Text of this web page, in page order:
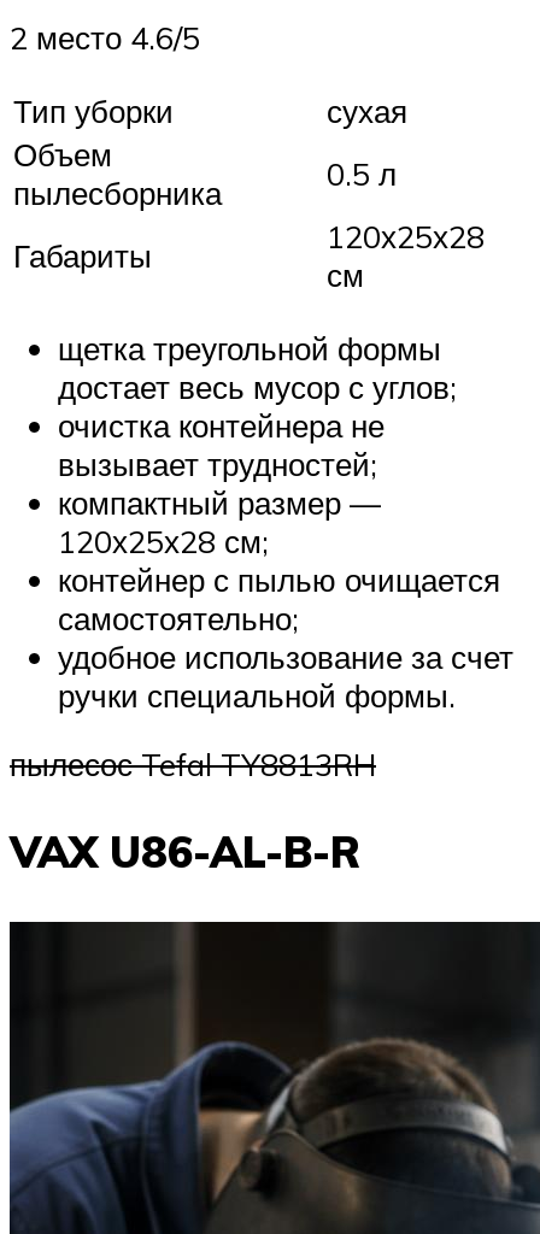
2 место 4.6/5
Тип уборки
сухая
Объем
пылесборника
0.5 л
Габариты
120х25х28
см
щетка треугольной формы
достает весь мусор с углов;
очистка контейнера не
вызывает трудностей;
компактный размер —
120х25х28 см;
контейнер с пылью очищается
самостоятельно;
удобное использование за счет
ручки специальной формы.
пылесос Tefal TY8813RH
VAX U86-AL-B-R